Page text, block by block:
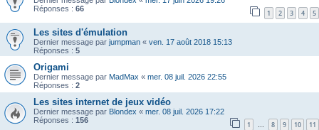
Réponses : 66 1 2 3 4 5
Les sites d'émulation
Dernier message par jumpman « ven. 17 août 2018 15:13
Réponses : 5
Origami
Dernier message par MadMax « mer. 08 juil. 2026 22:55
Réponses : 2
Les sites internet de jeux vidéo
Dernier message par Blondex « mer. 08 juil. 2026 17:22
Réponses : 156 1 … 8 9 10 11